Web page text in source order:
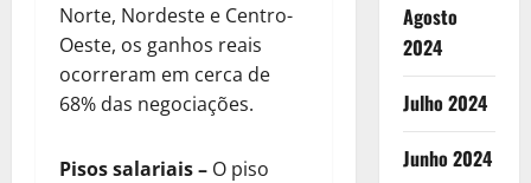
Norte, Nordeste e Centro-
Oeste, os ganhos reais
ocorreram em cerca de
68% das negociações.
Pisos salariais– O piso
Agosto
2024
Julho 2024
Junho 2024